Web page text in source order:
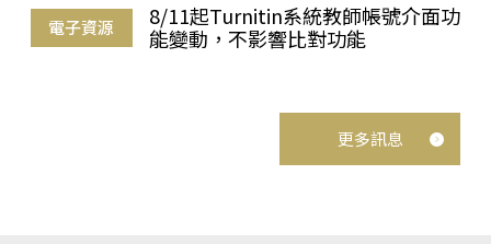
電子資源
8/11起Turnitin系統教師帳號介面功
能變動，不影響比對功能
更多訊息